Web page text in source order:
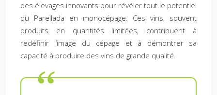
des élevages innovants pour révéler tout le potentiel
du Parellada en monocépage. Ces vins, souvent
produits en quantités limitées, contribuent à
redéfinir l’image du cépage et à démontrer sa
capacité à produire des vins de grande qualité.